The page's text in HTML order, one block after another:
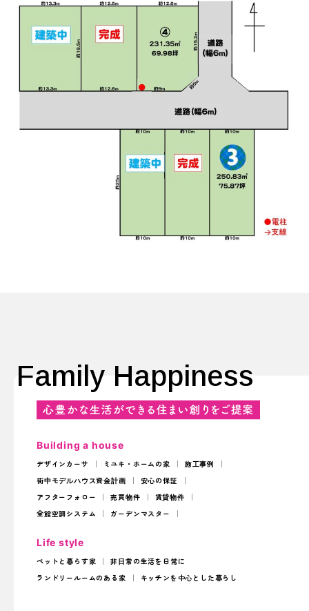
Family Happiness
Building a house
デザインカーサ ミユキ・ホームの家
施工事例
街中モデルハウス資金計画
安心の保証
アフターフォロー
売買物件
賃貸物件
全館空調システム
ガーデンマスター
Life style
ペットと暮らす家
非日常の生活を日常に
ランドリールームのある家
キッチンを中心とした暮らし